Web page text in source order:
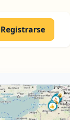
Registrarse